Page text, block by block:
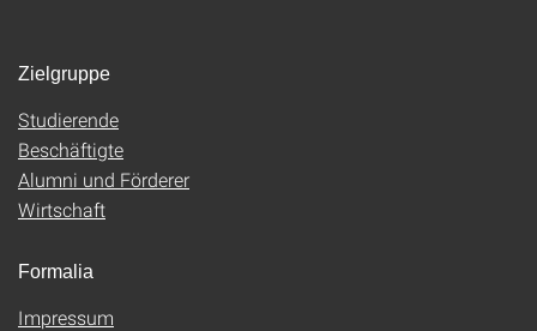
Zielgruppe
Studierende
Beschäftigte
Alumni und Förderer
Wirtschaft
Formalia
Impressum